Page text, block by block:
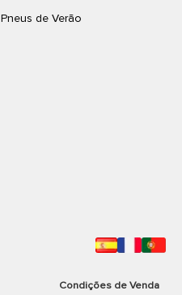
Pneus de Verão
Condições de Venda